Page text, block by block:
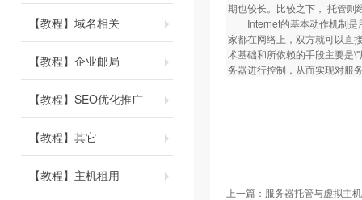
【教程】域名相关
【教程】企业邮局
【教程】SEO优化推广
【教程】其它
【教程】主机租用
期也较长。比较之下， 托管则
Internet的基本动作机制是
家都在网络上，双方就可以直
术基础和所依赖的手段主要是
务器进行控制，从而实现对服
上一篇： 服务器托管与虚拟主